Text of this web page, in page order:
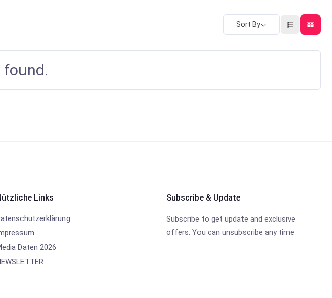
Sort By
found.
Links
Daten 2026
Subscribe & Update
Subscribe to get update and exclusive
offers. You can unsubscribe any time